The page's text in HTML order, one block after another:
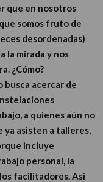
que en nosotros
somos fruto de
desordenadas)
la mirada y nos
¿Cómo?
busca acercar de
a quienes aún no
ya asisten a talleres,
incluye
personal, la
facilitadores. Así